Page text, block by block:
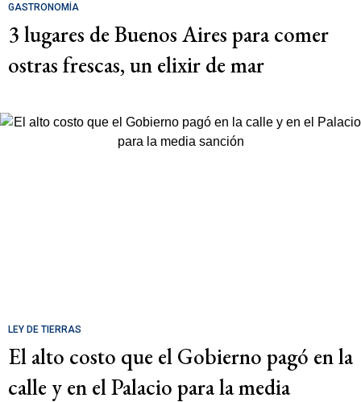
GASTRONOMÍA
3 lugares de Buenos Aires para comer
ostras frescas, un elixir de mar
LEY DE TIERRAS
El alto costo que el Gobierno pagó en la
calle y en el Palacio para la media